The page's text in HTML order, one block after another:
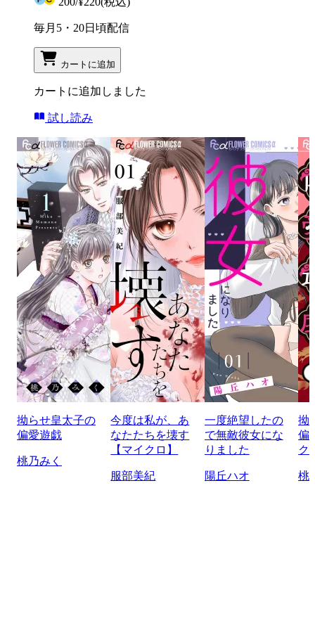
毎月5・20日頃配信
カートに追加
カートに追加しました
試し読み
拗らせ皇太子の
偏愛遊戯
桃乃みく
今度は私が、あ
なたたちを壊す
【マイクロ】
服部美紀
一度絶望したの
で無敵彼女にな
りました
陽丘ハオ
拗
偏
ク
桃